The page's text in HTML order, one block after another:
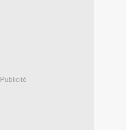
Publicité